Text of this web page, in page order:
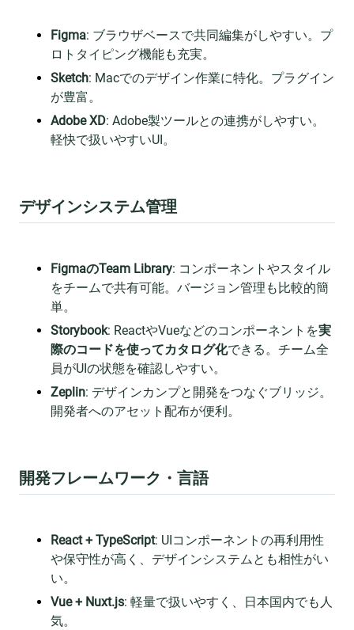
Figma: ブラウザベースで共同編集がしやすい。プ
ロトタイピング機能も充実。
Sketch: Macでのデザイン作業に特化。プラグイン
が豊富。
Adobe XD: Adobe製ツールとの連携がしやすい。
軽快で扱いやすいUI。
デザインシステム管理
FigmaのTeam Library: コンポーネントやスタイル
をチームで共有可能。バージョン管理も比較的簡
単。
Storybook: ReactやVueなどのコンポーネントを実
際のコードを使ってカタログ化できる。チーム全
員がUIの状態を確認しやすい。
Zeplin: デザインカンプと開発をつなぐブリッジ。
開発者へのアセット配布が便利。
開発フレームワーク・言語
React + TypeScript: UIコンポーネントの再利用性
や保守性が高く、デザインシステムとも相性がい
い。
Vue + Nuxt.js: 軽量で扱いやすく、日本国内でも人
気。